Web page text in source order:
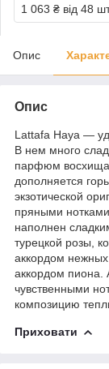
1 063 ₴ від 48
Опис
Опис
Lattafa Haya —
В нем много
парфюм
дополняется
экзотической
пряными
наполнен
турецкой розы,
аккордом
аккордом пиона.
чувственными
композицию
Приховати